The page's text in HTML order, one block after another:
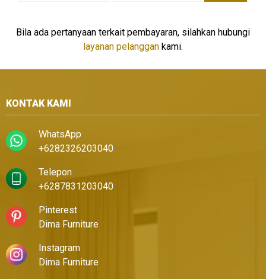
Bila ada pertanyaan terkait pembayaran, silahkan hubungi
layanan pelanggan kami.
KONTAK KAMI
WhatsApp
+6282326203040
Telepon
+6287831203040
Pinterest
Dima Furniture
Instagram
Dima Furniture